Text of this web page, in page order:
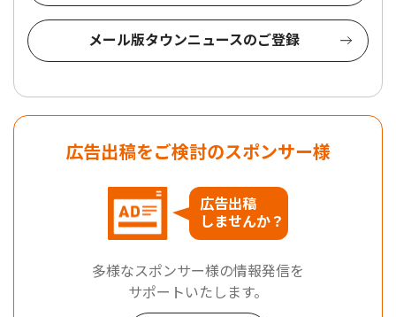
メール版タウンニュースのご登録
広告出稿をご検討のスポンサー様
広告出稿
しませんか？
多様なスポンサー様の情報発信を
サポートいたします。